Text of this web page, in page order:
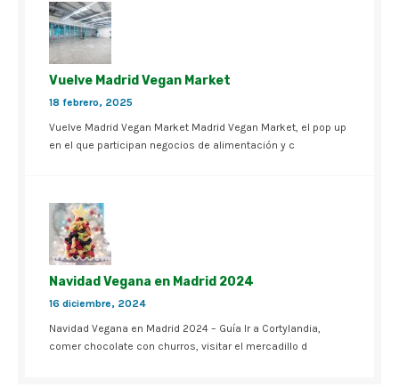
Vuelve Madrid Vegan Market
18 febrero, 2025
Vuelve Madrid Vegan Market Madrid Vegan Market, el pop up
en el que participan negocios de alimentación y c
Navidad Vegana en Madrid 2024
16 diciembre, 2024
Navidad Vegana en Madrid 2024 – Guía Ir a Cortylandia,
comer chocolate con churros, visitar el mercadillo d